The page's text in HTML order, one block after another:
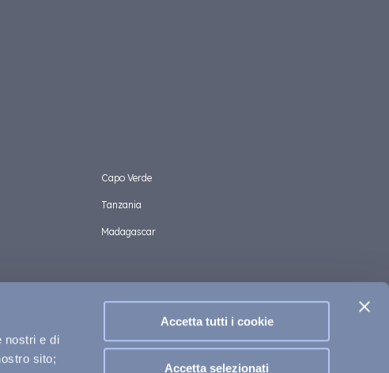
nostri e di
sito;
Accetta tutti i cookie
Accetta selezionati
Capo Verde
Tanzania
Madagascar
& Cookies Policy Privacy Policy Informazioni utili e legali